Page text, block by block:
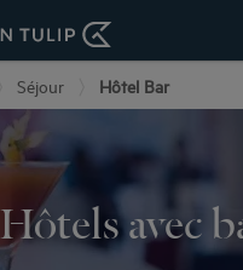
Séjour Hôtel Bar
Hôtels avec